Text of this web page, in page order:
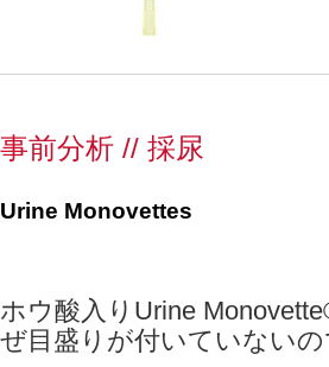
事前分析 // 採尿
Urine Monovettes
ホウ酸入りUrine
ぜ目盛りが付いていないの